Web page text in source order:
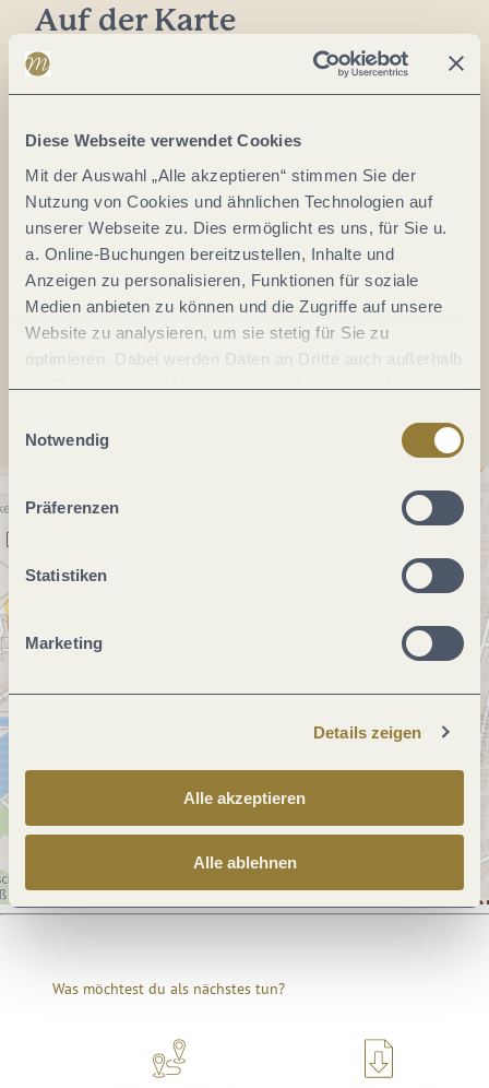
Diese Webseite verwendet Cookies
Mit der Auswahl „Alle akzeptieren“ stimmen Sie der
Nutzung von Cookies und ähnlichen Technologien auf
unserer Webseite zu. Dies ermöglicht es uns, für Sie u.
a. Online-Buchungen bereitzustellen, Inhalte und
Anzeigen zu personalisieren, Funktionen für soziale
Medien anbieten zu können und die Zugriffe auf unsere
Website zu analysieren, um sie stetig für Sie zu
optimieren. Dabei werden Daten an Dritte auch außerhalb
der Europäischen Union weitergegeben und dort
jederzeit widerrufen werden. Mit der Auswahl "Alle
ablehnen" kann es zu Beeinträchtigungen in der Nutzung
Notwendig
Präferenzen
Statistiken
Marketing
Details zeigen
Alle akzeptieren
Alle ablehnen
Auf der Karte
Villa Keller by Erasmus
Brückenstraße 1
54439 Saarburg
Tel.:+49 6581 829980
E-Mail:info@villa-erasmus.de
Webseite:www.villa-keller-saarburg.de
Anreise planen
Was möchtest du als nächstes tun?